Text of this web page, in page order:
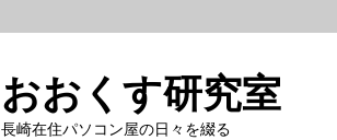
おおくす研究室
長崎在住パソコン屋の日々を綴る